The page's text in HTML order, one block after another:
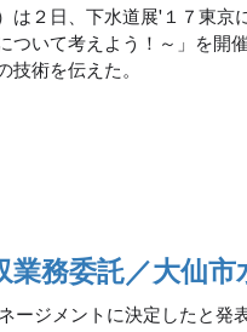
は２日、下水道展'１７東京
ついて考えよう！～」を開
術を伝えた。
務委託／大仙市
ージメントに決定したと発